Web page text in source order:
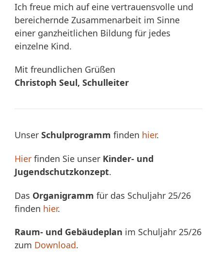
Ich freue mich auf eine vertrauensvolle und
bereichernde Zusammenarbeit im Sinne
einer ganzheitlichen Bildung für jedes
einzelne Kind.
Mit freundlichen Grüßen
Christoph Seul, Schulleiter
Unser Schulprogramm finden hier.
Hier finden Sie unser Kinder- und
Jugendschutzkonzept.
Das Organigramm für das Schuljahr 25/26
finden hier.
Raum- und Gebäudeplan im Schuljahr 25/26
zum Download.